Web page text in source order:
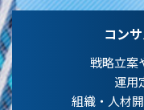
コン
戦略立案
運用
組織・人材